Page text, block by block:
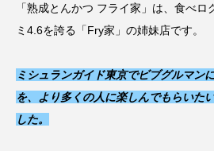
「熟成とんかつ フライ家」は、食べ
ミ4.6を誇る「Fry家」の姉妹店です。
ミシュランガイド東京でビブグルマン
を、より多くの人に楽しんでもらいた
した。